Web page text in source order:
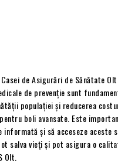
de Asigurări de Sănătate
de prevenție sunt
populației și reducerea
boli avansate. Este
informată și să acceseze aceste
salva vieți și pot asigura o
Olt.